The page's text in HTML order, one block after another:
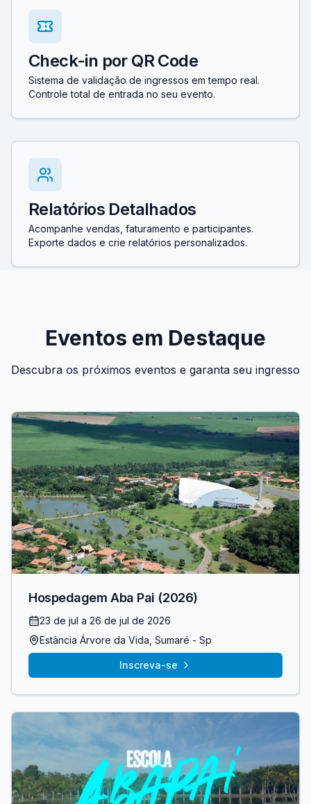
Check-in por QR Code
Sistema de validação de ingressos em tempo real.
Controle total de entrada no seu evento.
Relatórios Detalhados
Acompanhe vendas, faturamento e participantes.
Exporte dados e crie relatórios personalizados.
Eventos em Destaque
Descubra os próximos eventos e garanta seu ingresso
Hospedagem Aba Pai (2026)
23 de jul a 26 de jul de 2026
Estância Árvore da Vida , Sumaré - Sp
Inscreva-se